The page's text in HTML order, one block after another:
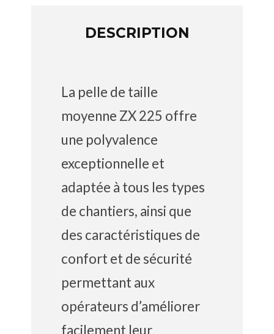
DESCRIPTION
La pelle de taille
moyenne ZX 225 offre
une polyvalence
exceptionnelle et
adaptée à tous les types
de chantiers, ainsi que
des caractéristiques de
confort et de sécurité
permettant aux
opérateurs d’améliorer
facilement leur